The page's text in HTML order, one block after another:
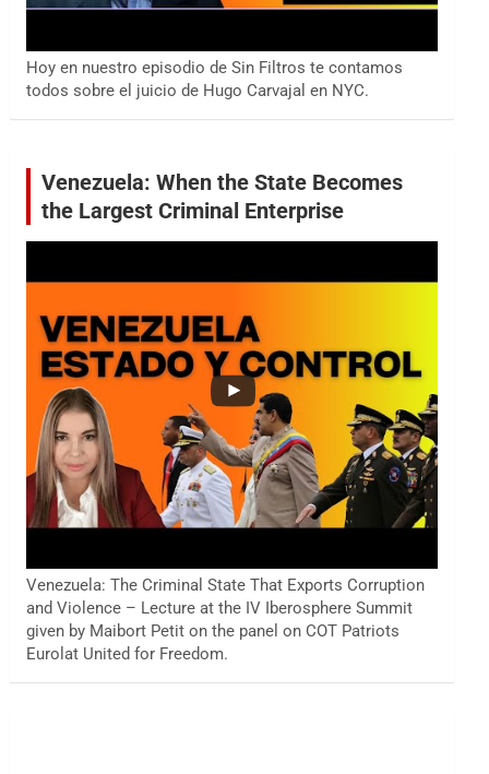
Hoy en nuestro episodio de Sin Filtros te contamos
todos sobre el juicio de Hugo Carvajal en NYC.
Venezuela: When the State Becomes
the Largest Criminal Enterprise
Venezuela: The Criminal State That Exports Corruption
and Violence – Lecture at the IV Iberosphere Summit
given by Maibort Petit on the panel on COT Patriots
Eurolat United for Freedom.